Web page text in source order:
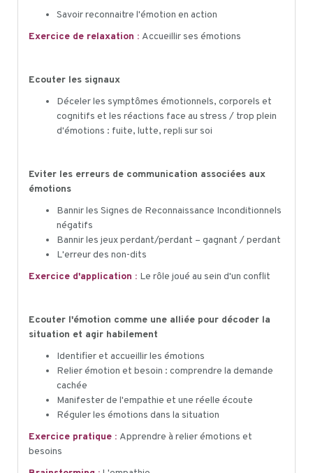
Savoir reconnaitre l'émotion en action
Exercice de relaxation : Accueillir ses émotions
Ecouter les signaux
Déceler les symptômes émotionnels, corporels et
cognitifs et les réactions face au stress / trop plein
d'émotions : fuite, lutte, repli sur soi
Eviter les erreurs de communication associées aux
émotions
Bannir les Signes de Reconnaissance Inconditionnels
négatifs
Bannir les jeux perdant/perdant – gagnant / perdant
L'erreur des non-dits
Exercice d'application : Le rôle joué au sein d'un conflit
Ecouter l'émotion comme une alliée pour décoder la
situation et agir habilement
Identifier et accueillir les émotions
Relier émotion et besoin : comprendre la demande
cachée
Manifester de l'empathie et une réelle écoute
Réguler les émotions dans la situation
Exercice pratique : Apprendre à relier émotions et
besoins